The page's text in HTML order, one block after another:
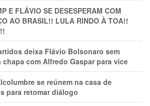
E FLÁVIO SE DESESPERAM COM
AO BRASIL!! LULA RINDO À TOA!!
deixa Flávio Bolsonaro sem
chapa com Alfredo Gaspar para vice
se reúnem na casa de
para retomar diálogo